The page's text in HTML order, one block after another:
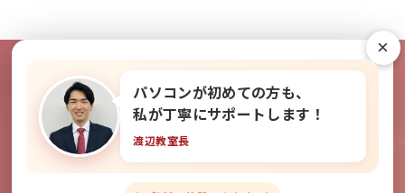
×
パソコンが初めての方も、
私が丁寧にサポートします！
渡辺教室長
教室の雰囲気を無料で体験できま
す！